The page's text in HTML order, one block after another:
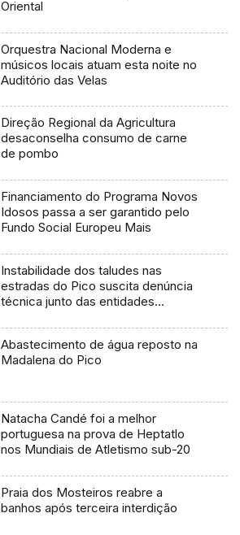
Oriental
Orquestra Nacional Moderna e
músicos locais atuam esta noite no
Auditório das Velas
Direção Regional da Agricultura
desaconselha consumo de carne
de pombo
Financiamento do Programa Novos
Idosos passa a ser garantido pelo
Fundo Social Europeu Mais
Instabilidade dos taludes nas
estradas do Pico suscita denúncia
técnica junto das entidades
Abastecimento de água reposto na
Madalena do Pico
Natacha Candé foi a melhor
portuguesa na prova de Heptatlo
nos Mundiais de Atletismo sub-20
Praia dos Mosteiros reabre a
banhos após terceira interdição